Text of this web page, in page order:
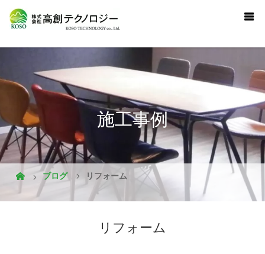
施工事例
ブログ リフォーム
リフォーム